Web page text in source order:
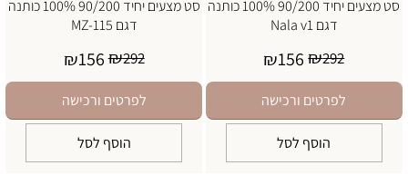
סט מצעים יחיד 90/200 100% כותנה
דגם Nala v1
₪292
₪156
לפרטים ורכישה
הוסף לסל
סט מצעים יחיד 90/200 100% כותנה
דגם MZ-115
₪292
₪156
לפרטים ורכישה
הוסף לסל